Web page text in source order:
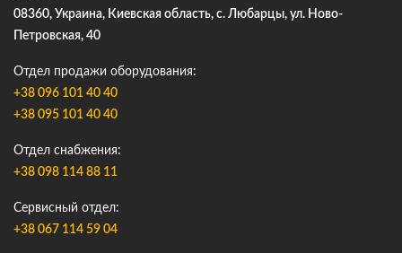
08360, Украина, Киевская область, с. Любарцы, ул. Ново-
Петровская, 40
Отдел продажи оборудования
+38 096 101 40 40
+38 095 101 40 40
Отдел снабжения
+38 098 114 88 11
Сервисный отдел
+38 067 114 59 04